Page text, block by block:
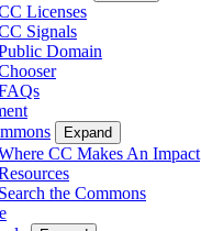
Licenses
Signals
Domain
Expand
CC Makes An Impact
Search the Commons